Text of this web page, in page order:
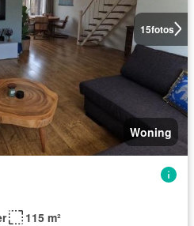
15fotos
Woning
115 m²